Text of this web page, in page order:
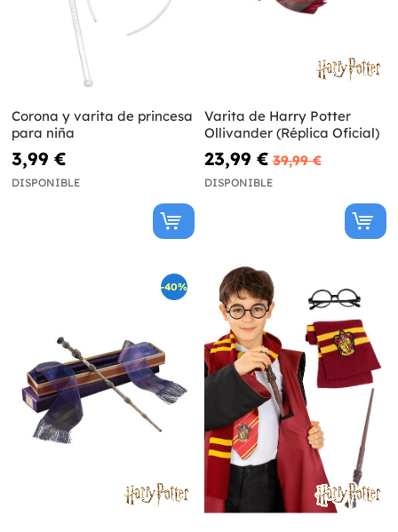
Corona y varita de princesa
para niña
3,99 €
DISPONIBLE
Varita de Harry Potter
Ollivander (Réplica Oficial)
23,99 € 39,99 €
DISPONIBLE
-40%